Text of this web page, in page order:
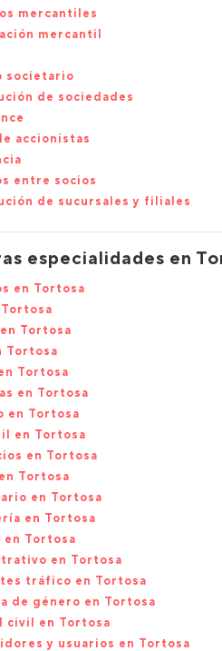
mercantiles
mercantil
societario
de sociedades
accionistas
entre socios
de sucursales y filiales
especialidades en
en Tortosa
Tortosa
Tortosa
Tortosa
en Tortosa
en Tortosa
en Tortosa
en Tortosa
Tortosa
en Tortosa
en Tortosa
Tortosa
en Tortosa
tráfico en Tortosa
de género en Tortosa
civil en Tortosa
y usuarios en Tortosa